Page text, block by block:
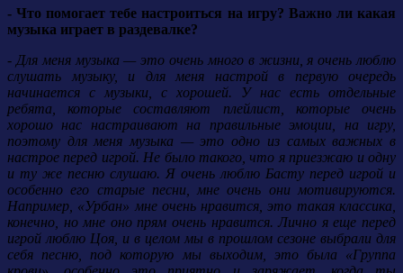
- Что помогает тебе настроиться на игру? Важно ли какая
музыка играет в раздевалке?
- Для меня музыка — это очень много в жизни, я очень люблю
слушать музыку, и для меня настрой в первую очередь
начинается с музыки, с хорошей. У нас есть отдельные
ребята, которые составляют плейлист, которые очень
хорошо нас настраивают на правильные эмоции, на игру,
поэтому для меня музыка — это одно из самых важных в
настрое перед игрой. Не было такого, что я приезжаю и одну
и ту же песню слушаю. Я очень люблю Басту перед игрой и
особенно его старые песни, мне очень они мотивируются.
Например, «Урбан» мне очень нравится, это такая классика,
конечно, но мне оно прям очень нравится. Лично я еще перед
игрой люблю Цоя, и в целом мы в прошлом сезоне выбрали для
себя песню, под которую мы выходим, это была «Группа